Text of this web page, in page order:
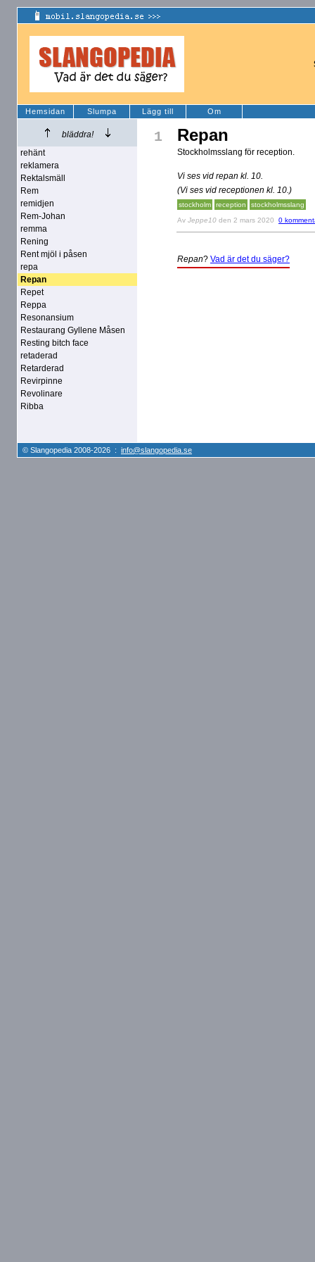
Hemsidan Slumpa Lägg till Om
bläddra!
rehänt
reklamera
Rektalsmäll
Rem
remidjen
Rem-Johan
remma
Rening
Rent mjöl i påsen
repa
Repan
Repet
Reppa
Resonansium
Restaurang Gyllene Måsen
Resting bitch face
retaderad
Retarderad
Revirpinne
Revolinare
Ribba
1 Repan
Stockholmsslang för reception.
Vi ses vid repan kl. 10.
(Vi ses vid receptionen kl. 10.)
stockholm reception stockholmsslang
Av Jeppe10 den 2 mars 2020 0
Repan? Vad är det du säger?
© Slangopedia 2008-2026 : info@slangopedia.se